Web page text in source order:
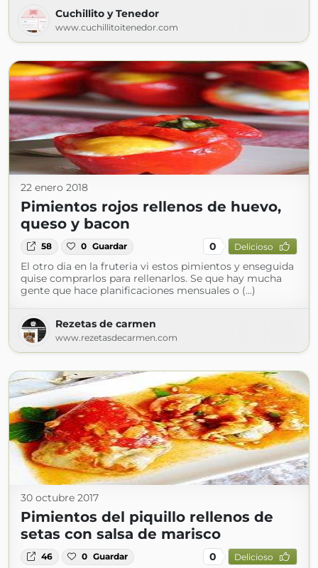
Cuchillito y Tenedor
www.cuchillitoitenedor.com
22 enero 2018
Pimientos rojos rellenos de huevo,
queso y bacon
58 0 Guardar 0 Delicioso
El otro dia en la fruteria vi estos pimientos y enseguida
quise comprarlos para rellenarlos. Se que hay mucha
gente que hace planificaciones mensuales o (...)
Rezetas de carmen
www.rezetasdecarmen.com
30 octubre 2017
Pimientos del piquillo rellenos de
setas con salsa de marisco
46 0 Guardar 0 Delicioso